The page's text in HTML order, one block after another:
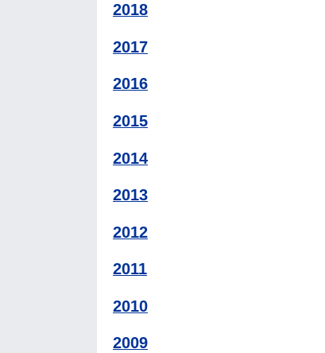
2018
2017
2016
2015
2014
2013
2012
2011
2010
2009